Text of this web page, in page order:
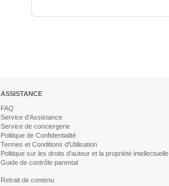
ASSISTANCE
FAQ
Service d'Assistance
Service de conciergerie
Politique de Confidentialité
Termes et Conditions d'Utilisation
Politique sur les droits d’auteur et la propriété intellectuelle
Guide de contrôle parental
Retrait de contenu